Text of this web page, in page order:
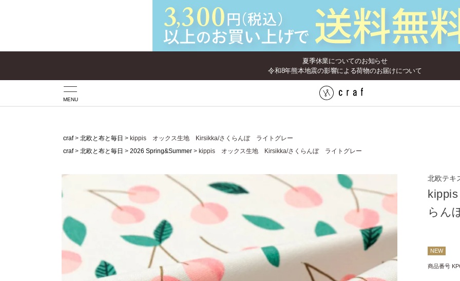
夏季休業についてのお知らせ
令和8年熊本地震の影響による荷物のお届けについて
MENU
craf 北欧と布と毎日
kippis オックス生地 Kirsikka/さくらんぼ ライトグレー
craf
北欧と布と毎日 2026 Spring&Summer kippis オックス生地 Kirsikka/さくらんぼ ライトグレー
北欧テキ
らん
NEW
商品番号